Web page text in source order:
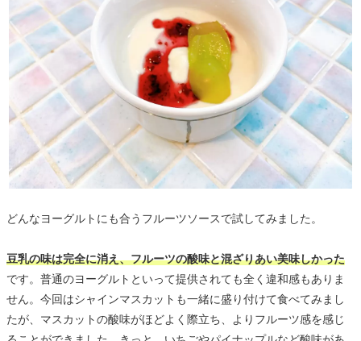
どんなヨーグルトにも合うフルーツソースで試してみました。
豆乳の味は完全に消え、フルーツの酸味と混ざりあい美味しかった
です。普通のヨーグルトといって提供されても全く違和感もありま
せん。今回はシャインマスカットも一緒に盛り付けて食べてみまし
たが、マスカットの酸味がほどよく際立ち、よりフルーツ感を感じ